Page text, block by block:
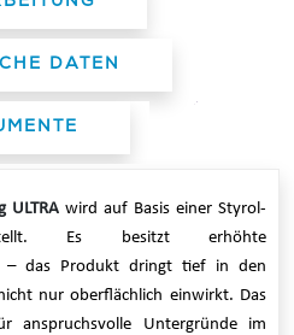
DATEN
ULTRA wird auf Basis einer Styrol-
Es besitzt erhöhte
– das Produkt dringt tief in den
nur oberflächlich einwirkt. Das
anspruchsvolle Untergründe im